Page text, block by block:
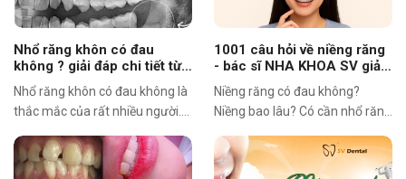
Nhổ răng khôn có đau
không ? giải đáp chi tiết từ
BS NHA KHOA SV
Nhổ răng khôn có đau không là
thắc mắc của rất nhiều người.
tiết cảm giác trong và sau khi
nhổ, cùng cách giảm đau,
1001 câu hỏi về niềng răng
- bác sĩ NHA KHOA SV giải
đáp chi tiết.
Niềng răng có đau không?
Niềng bao lâu? Có cần nhổ răng
tổng hợp hơn 1001 câu hỏi
thường gặp về niềng răng và